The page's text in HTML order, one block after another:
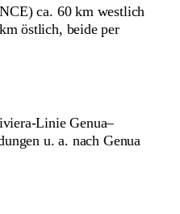
ca. 60 km westlich
östlich, beide per
Linie Genua–
u. a. nach Genua